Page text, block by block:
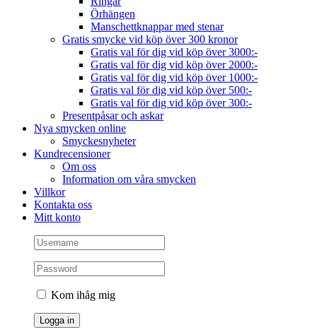
Örhängen
Manschettknappar med stenar
Gratis smycke vid köp över 300 kronor
Gratis val för dig vid köp över 3000:-
Gratis val för dig vid köp över 2000:-
Gratis val för dig vid köp över 1000:-
Gratis val för dig vid köp över 500:-
Gratis val för dig vid köp över 300:-
Presentpåsar och askar
Nya smycken online
Smyckesnyheter
Kundrecensioner
Om oss
Information om våra smycken
Villkor
Kontakta oss
Mitt konto
Kom ihåg mig